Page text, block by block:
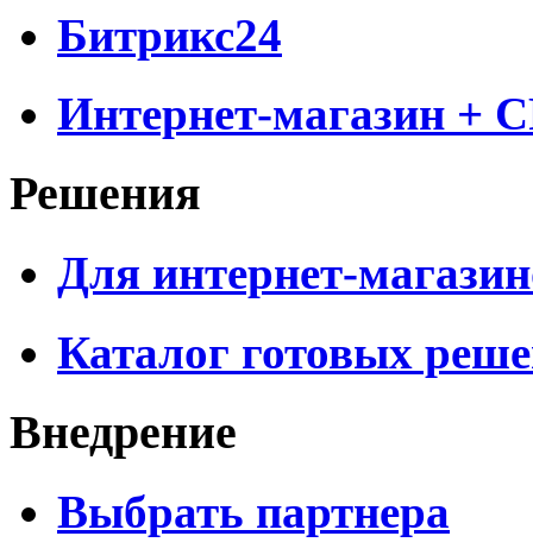
Битрикс24
Интернет-магазин +
Решения
Для интернет-
Каталог готовых
Внедрение
Выбрать партнера